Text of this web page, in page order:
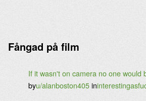
Fångad på film
If it wasn't on camera no one would
byu/alanboston405in